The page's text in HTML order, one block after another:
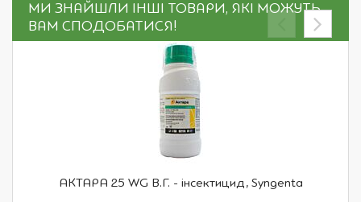
МИ ЗНАЙШЛИ ІНШІ ТОВАРИ, ЯКІ МОЖУТЬ
ВАМ СПОДОБАТИСЯ!
АКТАРА 25 WG В.Г. - інсектицид, Syngenta